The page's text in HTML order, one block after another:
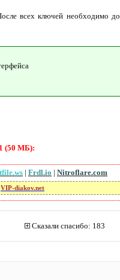
всех ключей необходимо
(50 МБ):
| Frdl.io | Nitroflare.com
VIP-diakov.net
Сказали спасибо: 183